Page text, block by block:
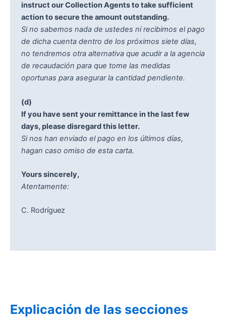
instruct our Collection Agents to take sufficient
action to secure the amount outstanding.
Si no sabemos nada de ustedes ni recibimos el pago
de dicha cuenta dentro de los próximos siete días,
no tendremos otra alternativa que acudir a la agencia
de recaudación para que tome las medidas
oportunas para asegurar la cantidad pendiente.
(d)
If you have sent your remittance in the last few
days, please disregard this letter.
Si nos han enviado el pago en los últimos días,
hagan caso omiso de esta carta.
Yours sincerely,
Atentamente:
C. Rodríguez
Explicación de las secciones